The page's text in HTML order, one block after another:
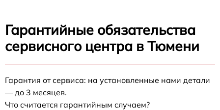
Гарантийные обязательства
сервисного центра в Тюмени
Гарантия от сервиса: на установленные нами детали
— до 3 месяцев.
Что считается гарантийным случаем?